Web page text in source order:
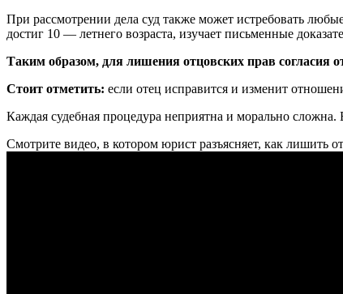
При рассмотрении дела суд также может истребовать
достиг 10 — летнего возраста, изучает письменные
Таким образом, для лишения отцовских прав согласия
Стоит отметить: если отец исправится и изменит
Каждая судебная процедура неприятна и морально
Смотрите видео, в котором юрист разъясняет, как лишить